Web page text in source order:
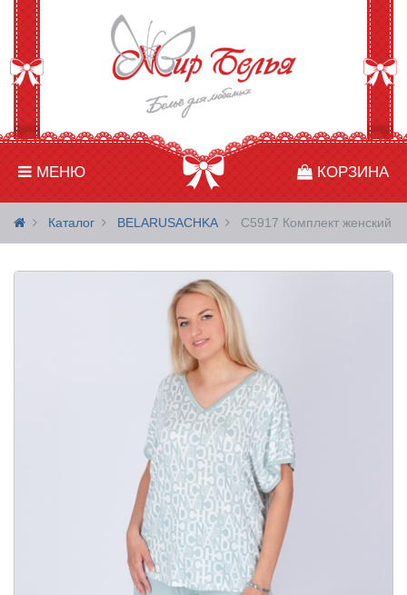
МЕНЮ КОРЗИНА
Каталог BELARUSACHKA С5917 Комплект женский